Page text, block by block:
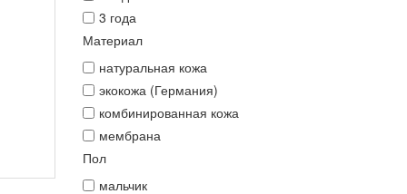
3 года
Материал
натуральная кожа
экокожа (Германия)
комбинированная кожа
мембрана
Пол
мальчик